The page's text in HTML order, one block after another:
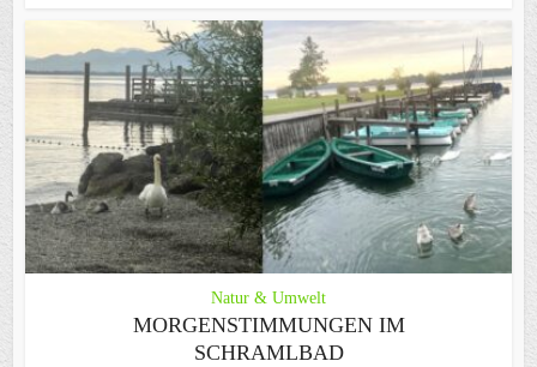
Natur & Umwelt
MORGENSTIMMUNGEN IM
SCHRAMLBAD